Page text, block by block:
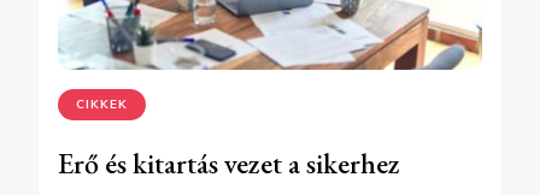
CIKKEK
Erő és kitartás vezet a sikerhez